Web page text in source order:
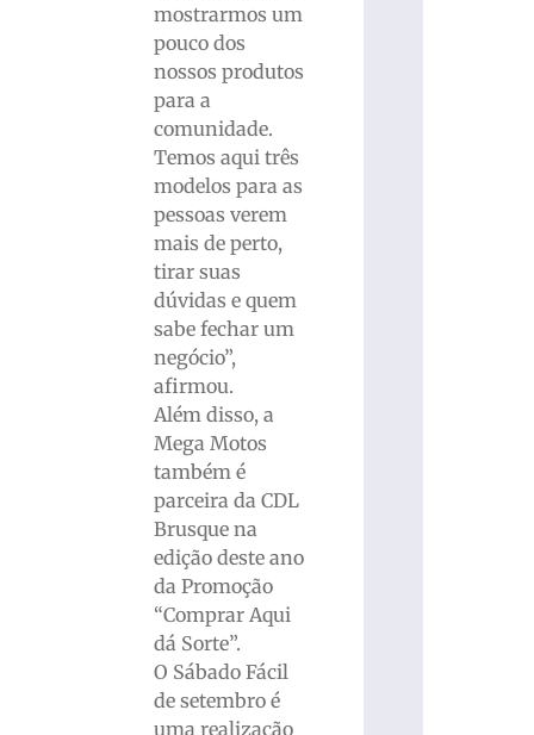
mostrarmos um
pouco dos
nossos produtos
para a
comunidade.
Temos aqui três
modelos para as
pessoas verem
mais de perto,
tirar suas
dúvidas e quem
sabe fechar um
negócio”,
afirmou.
Além disso, a
Mega Motos
também é
parceira da CDL
Brusque na
edição deste ano
da Promoção
“Comprar Aqui
dá Sorte”.
O Sábado Fácil
de setembro é
uma realização